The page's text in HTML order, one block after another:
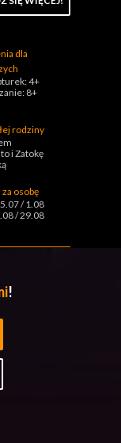
osobę
dla
rodziny
i Zatokę
/ 1.08
/ 29.08
4+
8+
!